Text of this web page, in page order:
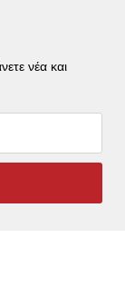
νέα και